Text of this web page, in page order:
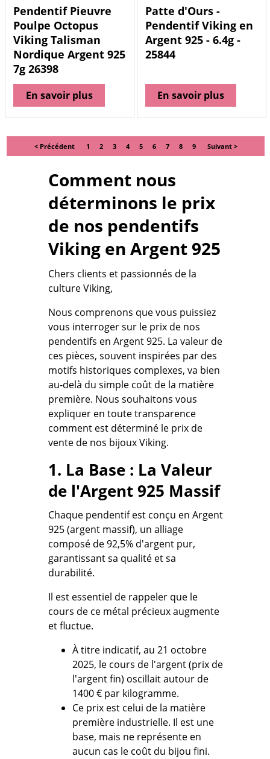
Pendentif Pieuvre
Poulpe Octopus
Viking Talisman
Nordique Argent 925
7g 26398
En savoir plus
Patte d'Ours -
Pendentif Viking en
Argent 925 - 6.4g -
25844
En savoir plus
< Précédent 1 2 3 4 5 6 7 8 9 Suivant >
Comment nous
déterminons le prix
de nos pendentifs
Viking en Argent 925
Chers clients et passionnés de la
culture Viking,
Nous comprenons que vous puissiez
vous interroger sur le prix de nos
pendentifs en Argent 925. La valeur de
ces pièces, souvent inspirées par des
motifs historiques complexes, va bien
au-delà du simple coût de la matière
première. Nous souhaitons vous
expliquer en toute transparence
comment est déterminé le prix de
vente de nos bijoux Viking.
1. La Base : La Valeur
de l'Argent 925 Massif
Chaque pendentif est conçu en Argent
925 (argent massif), un alliage
composé de92,5% d'argent pur,
garantissant sa qualité et sa
durabilité.
Il est essentiel de rappeler que le
cours de ce métal précieux augmente
et fluctue.
À titre indicatif, au 21 octobre
2025, le cours de l'argent (prix de
l'argent fin) oscillait autour de
1400 € par kilogramme.
Ce prix est celui de la matière
première industrielle. Il est une
base, mais ne représente en
aucun cas le coût du bijou fini.